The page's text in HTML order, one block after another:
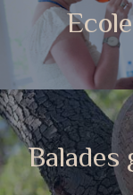
Balades